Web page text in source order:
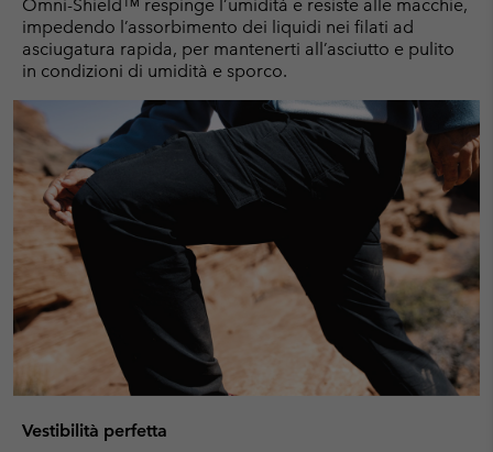
Omni-Shield™ respinge l’umidità e resiste alle macchie,
impedendo l’assorbimento dei liquidi nei filati ad
asciugatura rapida, per mantenerti all’asciutto e pulito
in condizioni di umidità e sporco.
Vestibilità perfetta